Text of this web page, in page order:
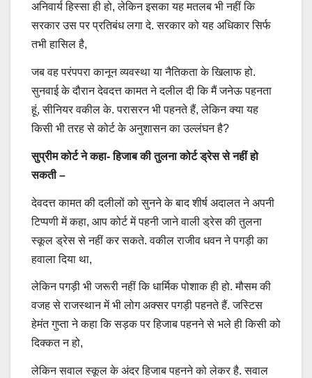
अनिवार्य हिस्सा ही हो, लेकिन इसका यह मतलब भी नहीं कि
सरकार उस पर प्रतिबंध लगा दे. सरकार को यह अधिकार सिर्फ
तभी हासिल है,
जब वह परंपपरा कानून व्यवस्था या नैतिकता के खिलाफ हो.
सुनवाई के दौरान देवदत्त कामत ने दलील दी कि मैं जनेऊ पहनता
हूं, सीनियर वकील के. परासरन भी पहनते हैं, लेकिन क्या यह
किसी भी तरह से कोर्ट के अनुशासन का उल्लंघन है?
सुप्रीम कोर्ट ने कहा- हिजाब की तुलना कोर्ट ड्रेस से नहीं हो
सकती –
देवदत्त कामत की दलीलों को सुनने के बाद शीर्ष अदालत ने अपनी
टिप्पणी में कहा, आप कोर्ट में पहनी जाने वाली ड्रेस की तुलना
स्कूल ड्रेस से नहीं कर सकते. वकील राजीव धवन ने पगड़ी का
हवाला दिया था,
लेकिन पगड़ी भी जरूरी नहीं कि धार्मिक पोशाक ही हो. मौसम की
वजह से राजस्थान में भी लोग अक्सर पगड़ी पहनते हैं. जस्टिस
हेमंत गुप्ता ने कहा कि सड़क पर हिजाब पहनने से भले ही किसी को
दिक्कत न हो,
लेकिन सवाल स्कूल के अंदर हिजाब पहनने को लेकर है. सवाल